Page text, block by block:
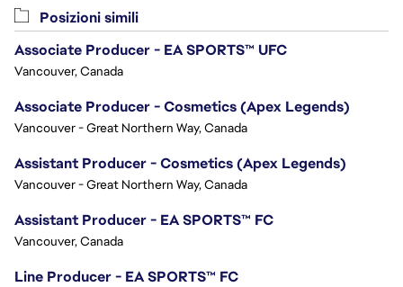
Posizioni simili
Associate Producer - EA SPORTS™ UFC
Vancouver, Canada
Associate Producer - Cosmetics (Apex Legends)
Vancouver - Great Northern Way, Canada
Assistant Producer - Cosmetics (Apex Legends)
Vancouver - Great Northern Way, Canada
Assistant Producer - EA SPORTS™ FC
Vancouver, Canada
Line Producer - EA SPORTS™ FC